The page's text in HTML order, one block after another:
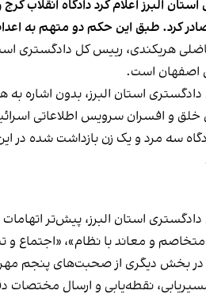
استان البرز اعلام کرد دادگاه
صادر کرد. طبق این حکم دو متهم به
هریکندی، رییس کل دادگستری
اصفهان است.
استان البرز، بدون اشاره
و افسران سرویس اطلاعاتی
سه مرد و یک زن بازداشت شده در
استان البرز، پیش‌تر
و معاند با نظام»، «اجتماع و
بخش دیگری از صحبت‌های پنجم
نقطه‌یابی و ارسال مختصات